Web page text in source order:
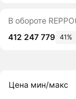
В обороте REPPO
412 247 779 41%
Цена мин/макс